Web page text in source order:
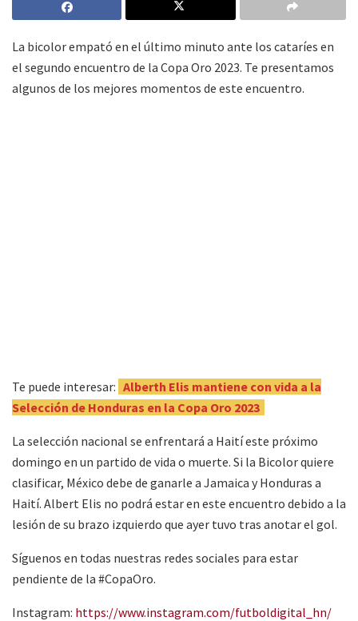
La bicolor empató en el último minuto ante los cataríes en
el segundo encuentro de la Copa Oro 2023. Te presentamos
algunos de los mejores momentos de este encuentro.
Te puede interesar: Alberth Elis mantiene con vida a la
Selección de Honduras en la Copa Oro 2023
La selección nacional se enfrentará a Haití este próximo
domingo en un partido de vida o muerte. Si la Bicolor quiere
clasificar, México debe de ganarle a Jamaica y Honduras a
Haití. Albert Elis no podrá estar en este encuentro debido a la
lesión de su brazo izquierdo que ayer tuvo tras anotar el gol.
Síguenos en todas nuestras redes sociales para estar
pendiente de la #CopaOro.
Instagram: https://www.instagram.com/futboldigital_hn/